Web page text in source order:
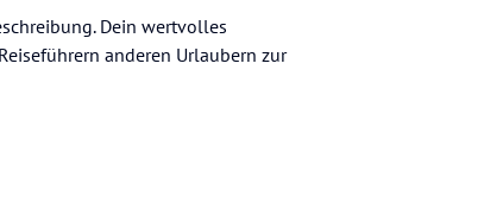
Dein wertvolles
anderen Urlaubern zur